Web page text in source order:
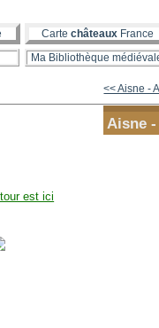
Carte châteauxFrance
Ma Bibliothèque
<< Aisne -
Aisne
tour est ici